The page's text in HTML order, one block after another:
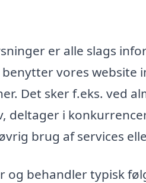
er alle slags
vores website
Det sker f.eks. ved
deltager i
brug af services
og behandler typisk